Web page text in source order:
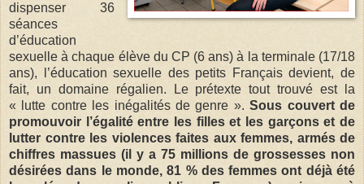
dispenser 36
séances
d’éducation
sexuelle à chaque élève du CP (6 ans) à la terminale (17/18
ans), l’éducation sexuelle des petits Français devient, de
fait, un domaine régalien. Le prétexte tout trouvé est la
« lutte contre les inégalités de genre ».Sous couvert de
promouvoir l’égalité entre les filles et les garçons et de
lutter contre les violences faites aux femmes, armés de
chiffres massues (il y a 75 millions de grossesses non
désirées dans le monde, 81 % des femmes ont déjà été